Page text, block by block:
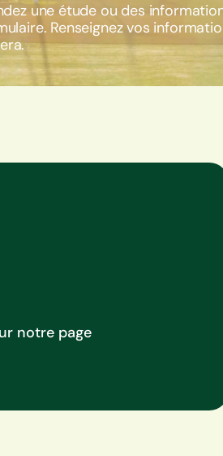
une étude ou des
Renseignez vos
notre page